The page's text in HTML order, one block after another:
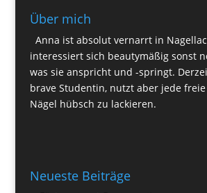
Über mich
Anna ist absolut vernarrt in
interessiert sich beautymäßig sonst
was sie anspricht und -springt.
brave Studentin, nutzt aber jede
Nägel hübsch zu lackieren.
Neueste Beiträge